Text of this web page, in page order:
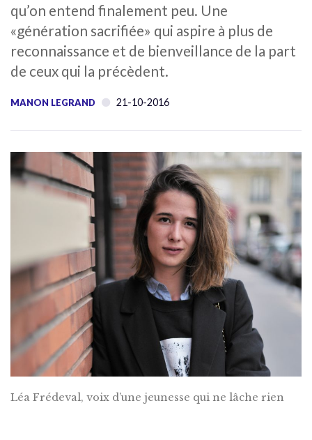
qu’on entend finalement peu. Une
«génération sacrifiée» qui aspire à plus de
reconnaissance et de bienveillance de la part
de ceux qui la précèdent.
MANON LEGRAND 21-10-2016
Léa Frédeval, voix d’une jeunesse qui ne lâche rien